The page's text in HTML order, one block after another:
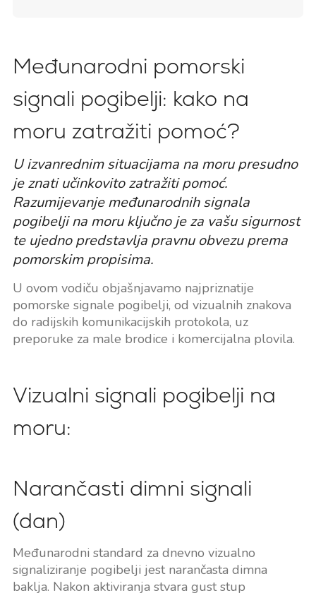
Međunarodni pomorski
signali pogibelji: kako na
moru zatražiti pomoć?
U izvanrednim situacijama na moru presudno
je znati učinkovito zatražiti pomoć.
Razumijevanje međunarodnih signala
pogibelji na moru ključno je za vašu sigurnost
te ujedno predstavlja pravnu obvezu prema
pomorskim propisima.
U ovom vodiču objašnjavamo najpriznatije
pomorske signale pogibelji, od vizualnih znakova
do radijskih komunikacijskih protokola, uz
preporuke za male brodice i komercijalna plovila.
Vizualni signali pogibelji na
moru:
Narančasti dimni signali
(dan)
Međunarodni standard za dnevno vizualno
signaliziranje pogibelji jest narančasta dimna
baklja. Nakon aktiviranja stvara gust stup